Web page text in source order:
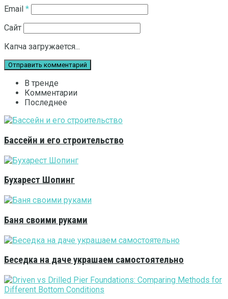
Email *
Сайт
Капча загружается...
В тренде
Комментарии
Последнее
Бассейн и его строительство
Бухарест Шопинг
Баня своими руками
Беседка на даче украшаем самостоятельно